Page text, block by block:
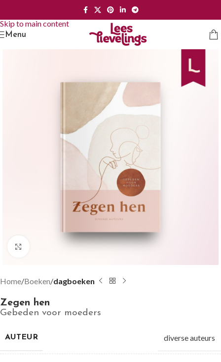
Skip to main content
Menu
Groter bekijken
Home Boeken dagboeken
Zegen hen
Gebeden voor moeders
AUTEUR diverse auteurs